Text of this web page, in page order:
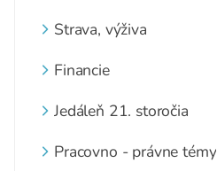
Strava, výživa
Financie
Jedáleň 21. storočia
Pracovno - právne témy